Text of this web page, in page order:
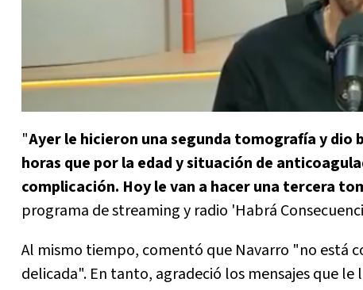
"Ayer le hicieron una segunda tomografía y dio
horas que por la edad y situación de
complicación. Hoy le van a hacer una tercera
programa de streaming y radio 'Habrá
Al mismo tiempo, comentó que Navarro "no está
delicada". En tanto, agradeció los mensajes que le